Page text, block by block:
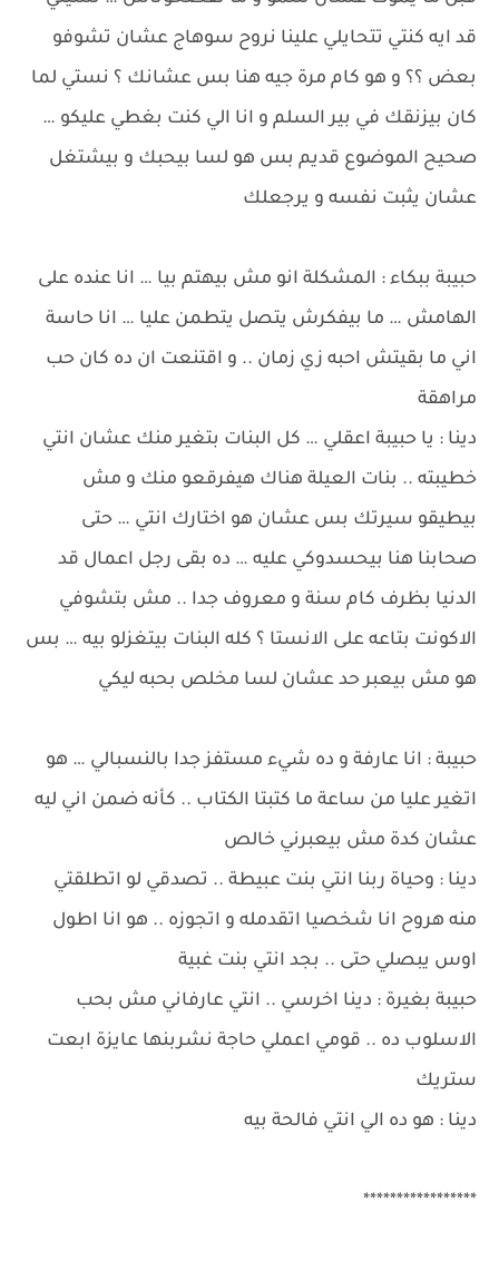
قد ايه كنتي تتحايلي علينا نروح سوهاج عشان تشوفو
بعض ؟؟ و هو كام مرة جيه هنا بس عشانك ؟ نستي لما
كان بيزنقك في بير السلم و انا الي كنت بغطي عليكو …
صحيح الموضوع قديم بس هو لسا بيحبك و بيشتغل
عشان يثبت نفسه و يرجعلك
حبيبة ببكاء : المشكلة انو مش بيهتم بيا … انا عنده على
الهامش … ما بيفكرش يتصل يتطمن عليا … انا حاسة
اني ما بقيتش احبه زي زمان .. و اقتنعت ان ده كان حب
مراهقة
دينا : يا حبيبة اعقلي … كل البنات بتغير منك عشان انتي
خطيبته .. بنات العيلة هناك هيفرقعو منك و مش
بيطيقو سيرتك بس عشان هو اختارك انتي … حتى
صحابنا هنا بيحسدوكي عليه … ده بقى رجل اعمال قد
الدنيا بظرف كام سنة و معروف جدا .. مش بتشوفي
الاكونت بتاعه على الانستا ؟ كله البنات بيتغزلو بيه … بس
هو مش بيعبر حد عشان لسا مخلص بحبه ليكي
حبيبة : انا عارفة و ده شيء مستفز جدا بالنسبالي … هو
اتغير عليا من ساعة ما كتبتا الكتاب .. كأنه ضمن اني ليه
عشان كدة مش بيعبرني خالص
دينا : وحياة ربنا انتي بنت عبيطة .. تصدقي لو اتطلقتي
منه هروح انا شخصيا اتقدمله و اتجوزه .. هو انا اطول
اوس يبصلي حتى .. بجد انتي بنت غبية
حبيبة بغيرة : دينا اخرسي .. انتي عارفاني مش بحب
الاسلوب ده .. قومي اعملي حاجة نشربنها عايزة ابعت
ستريك
دينا : هو ده الي انتي فالحة بيه
*****************